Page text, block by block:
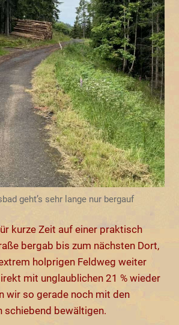
geht’s sehr lange nur bergauf
kurze Zeit auf einer praktisch
bergab bis zum nächsten Dort,
holprigen Feldweg weiter
mit unglaublichen 21 % wieder
wir so gerade noch mit den
schiebend bewältigen.